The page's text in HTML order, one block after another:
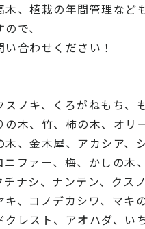
木、植栽の年間管理など
で、
合わせください！
スノキ、くろがねもち、
木、 竹、柿の木、オリ
、金木犀、アカシア、
ニファー、梅、かしの木
チナシ、ナンテン、クスノ
、コノデカシワ、マキの
クレスト、アオハダ、い